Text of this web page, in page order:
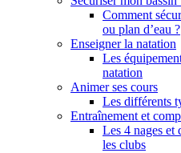
Comment
ou plan d’eau ?
Enseigner la natation
Les
natation
Animer ses cours
Les différents
Entraînement et
Les 4 nages et
les clubs